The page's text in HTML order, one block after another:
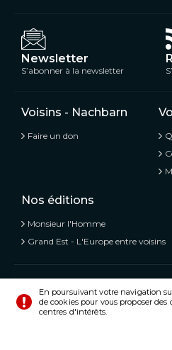
Newsletter
S’abonner à la newsletter
Voisins - Nachbarn
Faire un don
Nos éditions
Monsieur l'Homme
Grand Est - L'Europe entre voisins
Voisins - Nachbarn,
© Tous droits réservés 2020 -
En poursuivant votre navigation
de cookies pour vous proposer
centres d'intérêts.